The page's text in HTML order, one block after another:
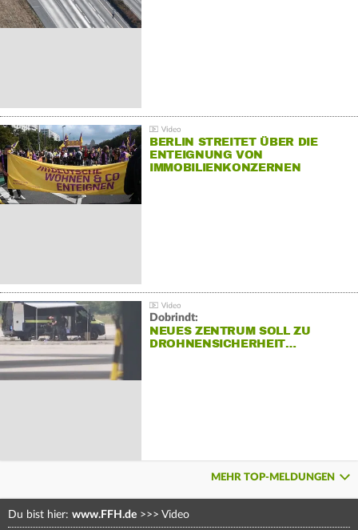
BERLIN STREITET ÜBER DIE
ENTEIGNUNG VON
IMMOBILIENKONZERNEN
Dobrindt:
NEUES ZENTRUM SOLL ZU
DROHNENSICHERHEIT…
MEHR TOP-MELDUNGEN
Du bist hier: www.FFH.de >>> Video